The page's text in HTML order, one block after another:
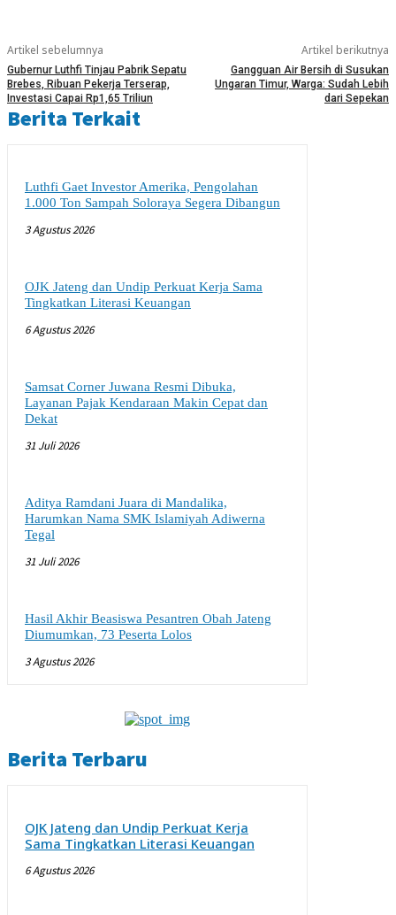
Artikel sebelumnya
Gubernur Luthfi Tinjau Pabrik Sepatu
Brebes, Ribuan Pekerja Terserap,
Investasi Capai Rp1,65 Triliun
Artikel berikutnya
Gangguan Air Bersih di Susukan
Ungaran Timur, Warga: Sudah Lebih
dari Sepekan
Berita Terkait
Luthfi Gaet Investor Amerika, Pengolahan
1.000 Ton Sampah Soloraya Segera Dibangun
3 Agustus 2026
OJK Jateng dan Undip Perkuat Kerja Sama
Tingkatkan Literasi Keuangan
6 Agustus 2026
Samsat Corner Juwana Resmi Dibuka,
Layanan Pajak Kendaraan Makin Cepat dan
Dekat
31 Juli 2026
Aditya Ramdani Juara di Mandalika,
Harumkan Nama SMK Islamiyah Adiwerna
Tegal
31 Juli 2026
Hasil Akhir Beasiswa Pesantren Obah Jateng
Diumumkan, 73 Peserta Lolos
3 Agustus 2026
Berita Terbaru
OJK Jateng dan Undip Perkuat Kerja
Sama Tingkatkan Literasi Keuangan
6 Agustus 2026